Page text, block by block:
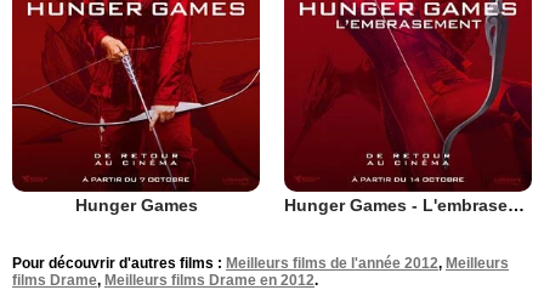
Hunger Games Hunger Games - L'embrasement
Pour découvrir d'autres films : Meilleurs films de l'année 2012, Meilleurs
films Drame, Meilleurs films Drame en 2012.